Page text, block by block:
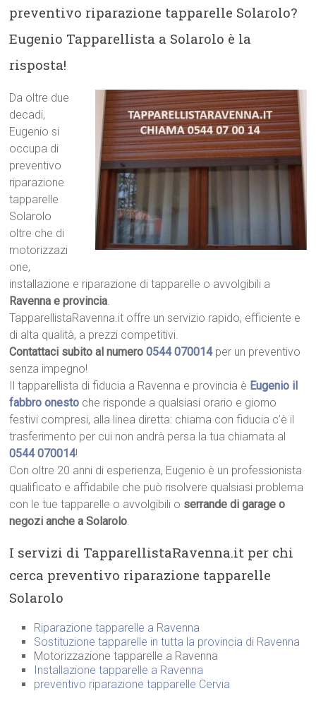
preventivo riparazione tapparelle Solarolo?
Eugenio Tapparellista a Solarolo è la
risposta!
Da oltre due
decadi,
Eugenio si
occupa di
preventivo
riparazione
tapparelle
Solarolo
oltre che di
motorizzazi
one,
installazione e riparazione di tapparelle o avvolgibili a
Ravenna e provincia.
TapparellistaRavenna.it offre un servizio rapido, efficiente e
di alta qualità, a prezzi competitivi.
Contattaci subito al numero0544 070014per un preventivo
senza impegno!
Il tapparellista di fiducia a Ravenna e provincia è Eugenio il
fabbro onesto che risponde a qualsiasi orario e giorno
festivi compresi, alla linea diretta: chiama con fiducia c’è il
trasferimento per cui non andrà persa la tua chiamata al
0544 070014!
Con oltre 20 anni di esperienza, Eugenio è un professionista
qualificato e affidabile che può risolvere qualsiasi problema
con le tue tapparelle o avvolgibili o serrande di garage o
negozi anche a Solarolo.
I servizi di TapparellistaRavenna.it per chi
cerca preventivo riparazione tapparelle
Solarolo
Riparazione tapparelle a Ravenna
Sostituzione tapparelle in tutta la provincia di Ravenna
Motorizzazione tapparelle a Ravenna
Installazione tapparelle a Ravenna
preventivo riparazione tapparelle Cervia